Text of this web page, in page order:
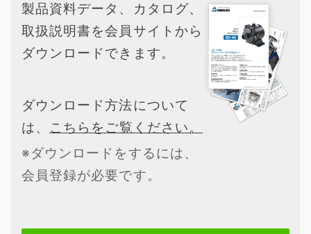
製品資料データ、カタログ、
取扱説明書を会員サイトから
ダウンロードできます。
ダウンロード方法について
は、 こちらをご覧ください。
※ダウンロードをするには、
会員登録が必要です。